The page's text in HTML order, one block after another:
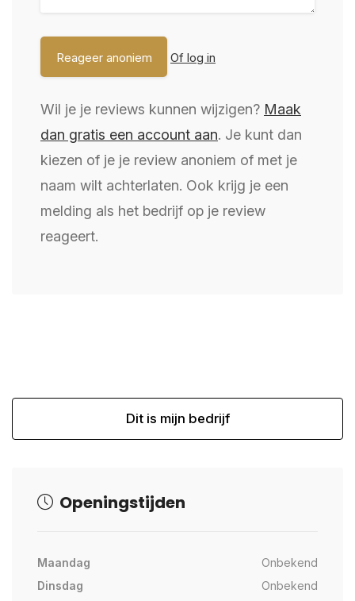
Of log in
Wil je je reviews kunnen wijzigen? Maak
dan gratis een account aan. Je kunt dan
kiezen of je je review anoniem of met je
naam wilt achterlaten. Ook krijg je een
melding als het bedrijf op je review
reageert.
Dit is mijn bedrijf
Openingstijden
Maandag
Onbekend
Dinsdag
Onbekend